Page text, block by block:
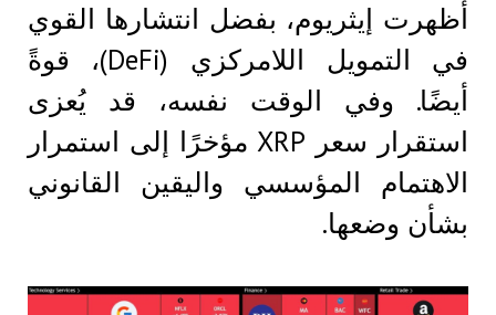
أظهرت إيثريوم، بفضل انتشارها القوي
في التمويل اللامركزي (DeFi)، قوةً
أيضًا. وفي الوقت نفسه، قد يُعزى
استقرار سعر XRP مؤخرًا إلى استمرار
الاهتمام المؤسسي واليقين القانوني
بشأن وضعها.